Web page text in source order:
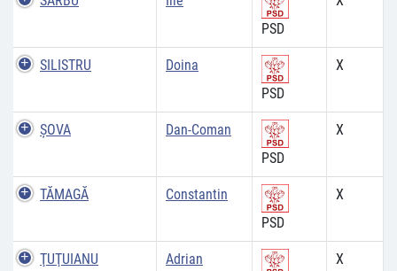
PSD
SILISTRU
Doina
PSD
X
ŞOVA
Dan-Coman
PSD
X
TĂMAGĂ
Constantin
PSD
X
ŢUŢUIANU
Adrian
X